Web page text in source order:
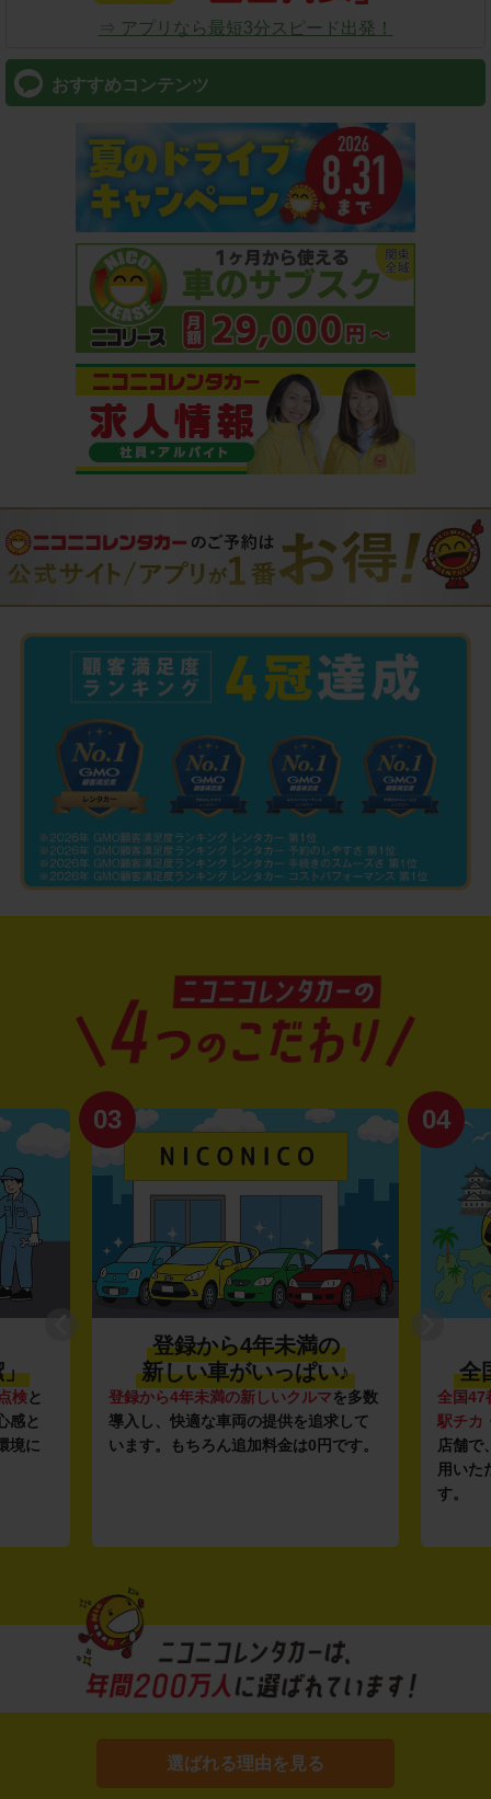
⇒ アプリなら最短3分スピード出発！
おすすめコンテンツ
」
検と
感と
境に
03
登録から4年未満の
新しい車がいっぱい♪
登録から4年未満の新しいクルマを多数
導入し、快適な車両の提供を追求して
います。もちろん追加料金は0円です。
04
全
全国47
駅チカ
店舗で
用いた
す。
選ばれる理由を見る